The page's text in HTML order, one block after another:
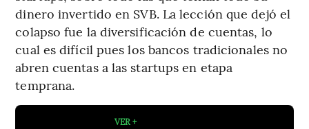
dinero invertido en SVB. La lección que dejó el
colapso fue la diversificación de cuentas, lo
cual es difícil pues los bancos tradicionales no
abren cuentas a las startups en etapa
temprana.
VER +